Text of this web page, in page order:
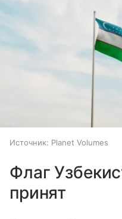
Источник: Planet Volumes
Флаг
принят